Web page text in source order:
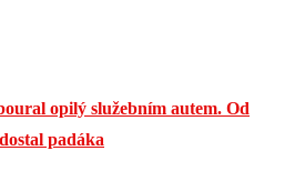
opilý služebním autem. Od
padáka